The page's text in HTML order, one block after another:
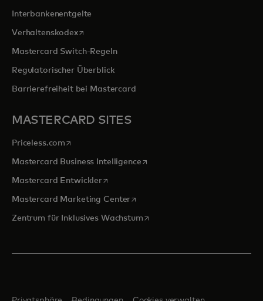
Interbankenentgelte
Verhaltenskodexwird in einer neuen Registerkarte geöffnet
Mastercard Switch-Regeln
Regulatorischer Überblick
Barrierefreiheit bei Mastercard
MASTERCARD SITES
Priceless.com wird in einer neuen Registerkarte geöffnet
Mastercard Business Intelligencewird in einer neuen
Mastercard Entwicklerwird in einer neuen Registerkarte
Mastercard Marketing Centerwird in einer neuen
Zentrum für Inklusives Wachstumwird in einer neuen